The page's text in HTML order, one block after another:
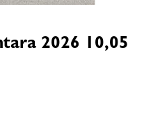
2026 10,05